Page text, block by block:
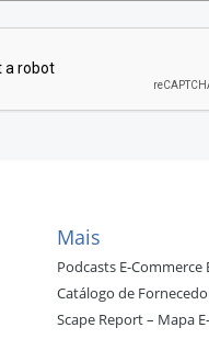
Mais
Podcasts E-Commerce
Catálogo de
Scape Report – Mapa